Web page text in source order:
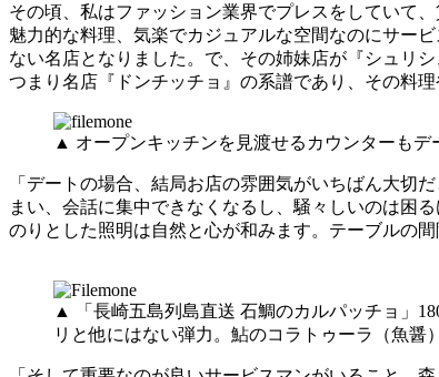
その頃、私はファッション業界でプレスをしていて
魅力的な料理、気楽でカジュアルな空間なのにサー
ない名店となりました。で、その姉妹店が『シュリ
つまり名店『ドンチッチョ』の系譜であり、その料
▲ オープンキッチンを見渡せるカウンターもデ
「デートの場合、結局お店の雰囲気がいちばん大切
まい、会話に集中できなくなるし、騒々しいのは困
のりとした照明は自然と心が和みます。テーブルの
▲ 「長崎五島列島直送 石鯛のカルパッチョ」
リと他にはない弾力。鮎のコラトゥーラ（魚醤